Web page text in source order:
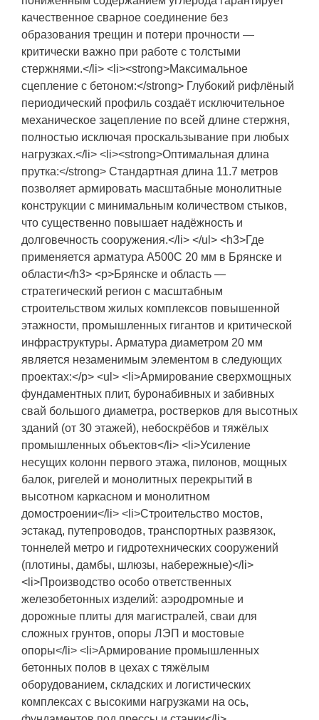
качественное сварное соединение без
образования трещин и потери прочности —
критически важно при работе с толстыми
стержнями.</li> <li><strong>Максимальное
сцепление с бетоном:</strong> Глубокий рифлёный
периодический профиль создаёт исключительное
механическое зацепление по всей длине стержня,
полностью исключая проскальзывание при любых
нагрузках.</li> <li><strong>Оптимальная длина
прутка:</strong> Стандартная длина 11.7 метров
позволяет армировать масштабные монолитные
конструкции с минимальным количеством стыков,
что существенно повышает надёжность и
долговечность сооружения.</li> </ul> <h3>Где
применяется арматура А500С 20 мм в Брянске и
области</h3> <p>Брянске и область —
стратегический регион с масштабным
строительством жилых комплексов повышенной
этажности, промышленных гигантов и критической
инфраструктуры. Арматура диаметром 20 мм
является незаменимым элементом в следующих
проектах:</p> <ul> <li>Армирование сверхмощных
фундаментных плит, буронабивных и забивных
свай большого диаметра, ростверков для высотных
зданий (от 30 этажей), небоскрёбов и тяжёлых
промышленных объектов</li> <li>Усиление
несущих колонн первого этажа, пилонов, мощных
балок, ригелей и монолитных перекрытий в
высотном каркасном и монолитном
домостроении</li> <li>Строительство мостов,
эстакад, путепроводов, транспортных развязок,
тоннелей метро и гидротехнических сооружений
(плотины, дамбы, шлюзы, набережные)</li>
<li>Производство особо ответственных
железобетонных изделий: аэродромные и
дорожные плиты для магистралей, сваи для
сложных грунтов, опоры ЛЭП и мостовые
опоры</li> <li>Армирование промышленных
бетонных полов в цехах с тяжёлым
оборудованием, складских и логистических
комплексах с высокими нагрузками на ось,